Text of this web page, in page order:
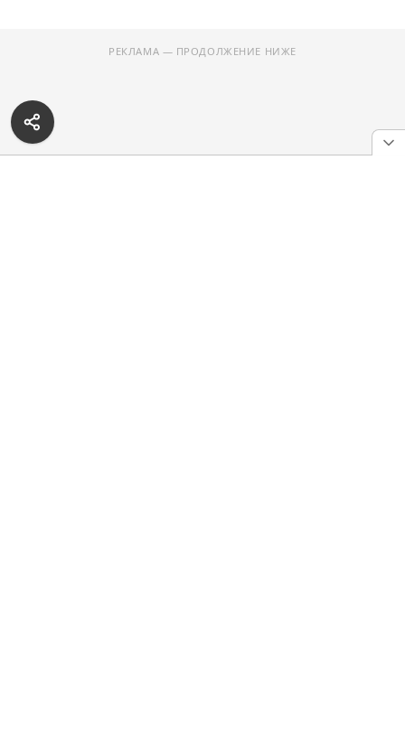
РЕКЛАМА — ПРОДОЛЖЕНИЕ НИЖЕ